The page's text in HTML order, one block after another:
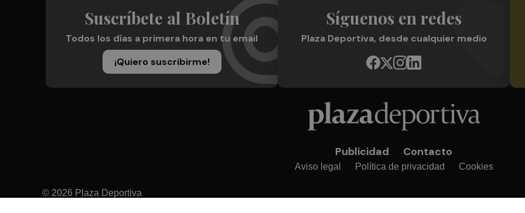
Suscríbete al Boletín
Todos los días a primera hora en tu email
¡Quiero suscribirme!
Síguenos en redes
Plaza Deportiva, desde cualquier medio
Publicidad Contacto
Aviso legal Política de privacidad Cookies
© 2026 Plaza Deportiva